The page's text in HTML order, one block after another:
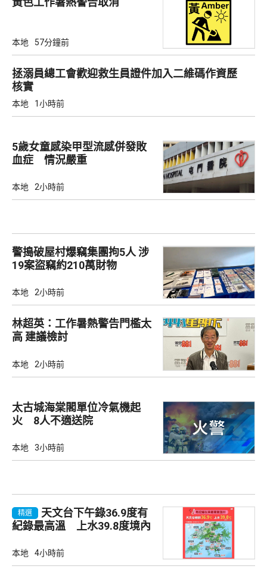
本地 57分鐘前
拯溺員總工會歡迎救生員證件加入二維碼作資歷
核實
本地 1小時前
5歲女童感染甲型流感併發敗
血症 情況嚴重
本地 2小時前
警搗破屋村爆竊集團拘5人 涉
19案盜竊約210萬財物
本地 2小時前
林超英：工作暑熱警告門檻太
高 建議檢討
本地 2小時前
太古城海棠閣單位冷氣機起
火 8人不適送院
本地 3小時前
精選
天文台下午錄36.9度有
紀錄最高溫 上水39.8度境內
本地 4小時前